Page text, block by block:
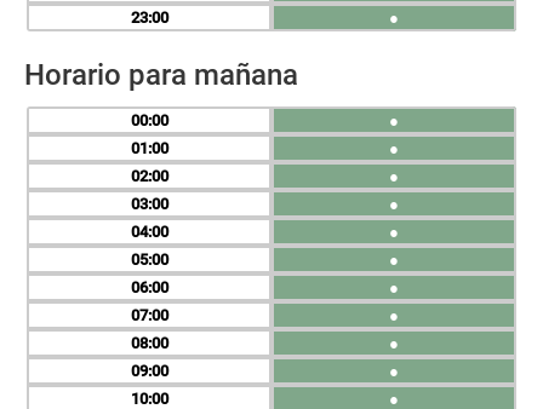
23
●
Horario para mañana
00
01
02
03
04
05
06
07
08
09
10
●
●
●
●
●
●
●
●
●
●
●